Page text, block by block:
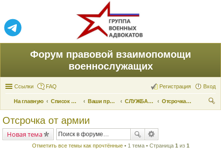
Форум правовой взаимопомощи
военнослужащих
Ссылки FAQ Вход
Регистрация
На главную Список форумов Ваши права и их реализация СЛУЖБА ПО ПРИЗЫВУ
Отсрочка от армии
Отсрочка от армии
Новая тема
Отметить все темы как прочтённые• 1 тема • Страница 1 из 1